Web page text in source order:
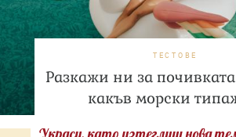
ТЕСТОВЕ
Разкажи ни за
какъв морски
Украси, като изтеглиш нова